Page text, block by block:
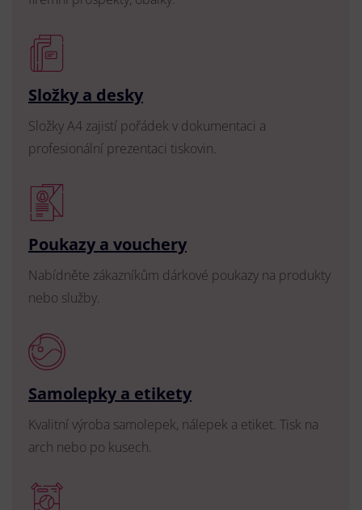
Složky a desky
Složky A4 zajistí pořádek v dokumentaci a
profesionální prezentaci tiskovin.
Poukazy a vouchery
Nabídněte zákazníkům dárkové poukazy na produkty
nebo služby.
Samolepky a etikety
Kvalitní výroba samolepek, nálepek a etiket. Tisk na
arch nebo po kusech.